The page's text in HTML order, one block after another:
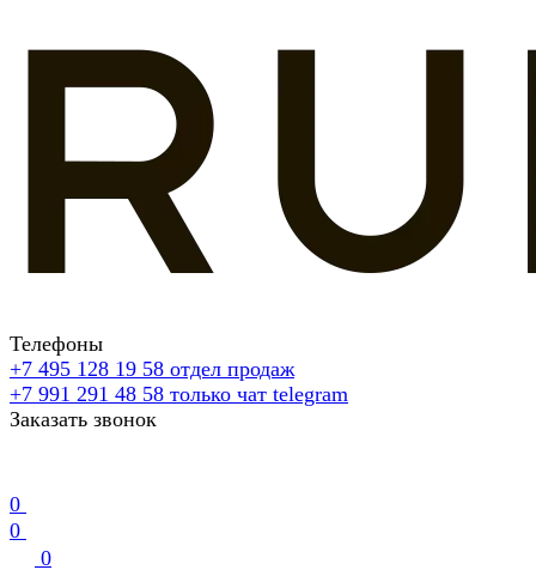
Телефоны
+7 495 128 19 58 отдел продаж
+7 991 291 48 58 только чат telegram
Заказать звонок
0
0
0